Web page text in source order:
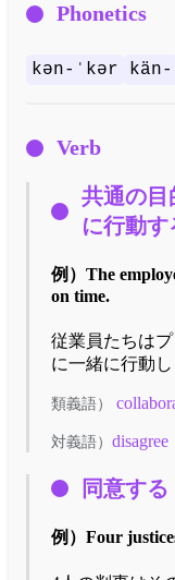
Phonetics
kən-ˈkər kän-
Verb
共通の目
に行動す
例） The
on time.
従業員たちは
に一緒に行動し
類義語）
対義語） disagree
同意す
例） Four